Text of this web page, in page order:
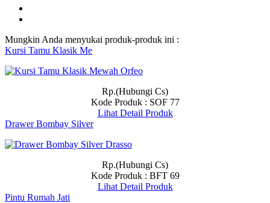
Mungkin Anda menyukai produk-produk ini :
Kursi Tamu Klasik Me
Rp.(Hubungi Cs)
Kode Produk : SOF 77
Lihat Detail Produk
Drawer Bombay Silver
Rp.(Hubungi Cs)
Kode Produk : BFT 69
Lihat Detail Produk
Pintu Rumah Jati